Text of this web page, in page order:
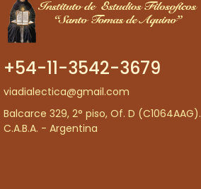
+54-11-3542-3679
viadialectica@gmail.com
Balcarce 329, 2° piso, Of. D (C1064AAG).
C.A.B.A. - Argentina